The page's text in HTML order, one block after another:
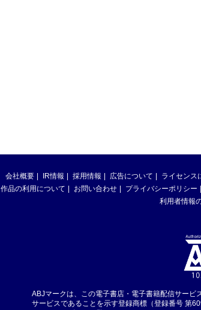
会社概要 IR情報 採用情報 広告について ライセンス
作品の利用について
お問い合わせ プライバシーポリシー
利用者情報
ABJマークは、この電子書店・電子書籍配信サー
サービスであることを示す登録商標（登録番号 第